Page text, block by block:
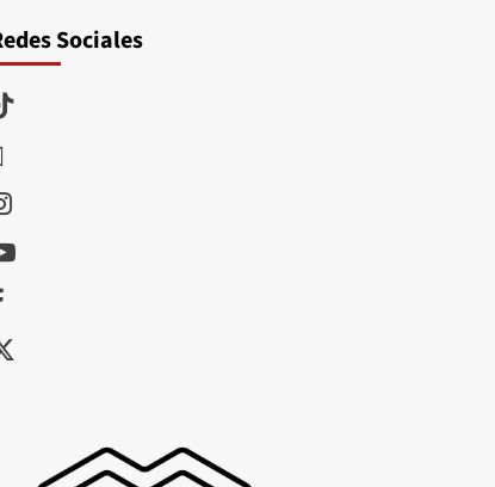
Sociales
TikTok
Instagram
Youtube
Facebook
X